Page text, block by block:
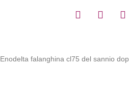
Enodelta falanghina cl75 del sannio dop